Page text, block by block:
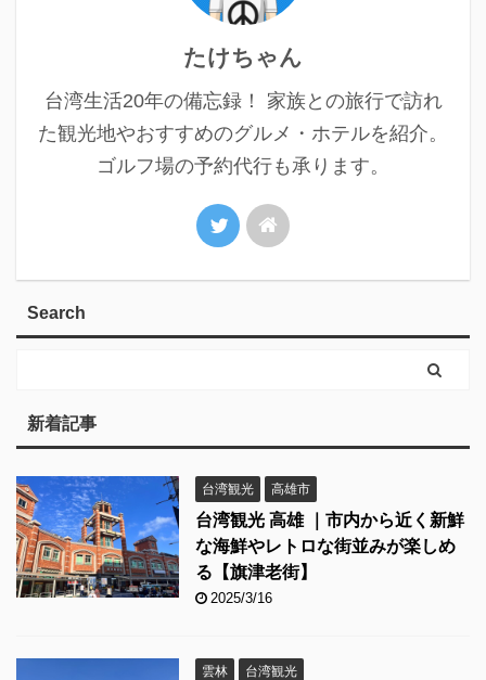
たけちゃん
台湾生活20年の備忘録！ 家族との旅行で訪れ
た観光地やおすすめのグルメ・ホテルを紹介。
ゴルフ場の予約代行も承ります。
Search
新着記事
台湾観光 高雄市
台湾観光 高雄 ｜市内から近く新鮮
な海鮮やレトロな街並みが楽しめ
る【旗津老街】
2025/3/16
雲林 台湾観光